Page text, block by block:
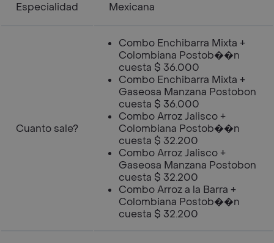
Especialidad Mexicana
Cuanto sale?
Combo Enchibarra Mixta +
Colombiana Postob��n
cuesta $ 36.000
Combo Enchibarra Mixta +
Gaseosa Manzana Postobon
cuesta $ 36.000
Combo Arroz Jalisco +
Colombiana Postob��n
cuesta $ 32.200
Combo Arroz Jalisco +
Gaseosa Manzana Postobon
cuesta $ 32.200
Combo Arroz a la Barra +
Colombiana Postob��n
cuesta $ 32.200